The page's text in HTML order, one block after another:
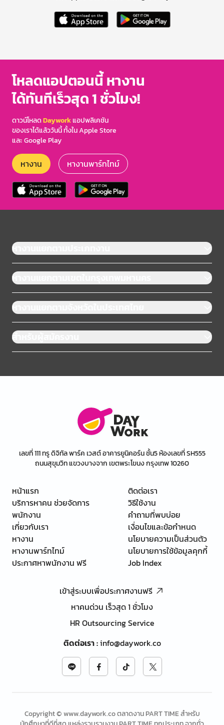
โหลดแอปตอนนี้ หางาน
ได้ทันทีเร็วสุด 1 ชั่วโมง!
ดาวน์โหลดDayworkแอปพลิเคชัน
ของเราได้แล้ววันนี้ ทั้งใน Apple Store
และ Google Play
หางาน หางานพาร์ทไทม์
หางานแยกตามประเภทงาน
หางานแยกตามเขตในกรุงเทพมหานคร
หางานแยกตามจังหวัดในประเทศไทย
สำหรับผู้สมัครงาน
เลขที่ 111 ทรู ดิจิทัล พาร์ค เวสต์ อาคารยูนิคอร์น ชั้น5 ห้องเลขที่ SH555
ถนนสุขุมวิท แขวงบางจาก เขตพระโขนง กรุงเทพ 10260
หน้าแรก
บริการหาคน ช่วยจัดการ
พนักงาน
เกี่ยวกับเรา
หางาน
หางานพาร์ทไทม์
ประกาศหาพนักงาน ฟรี
ติดต่อเรา
วิธีใช้งาน
คำถามที่พบบ่อย
เงื่อนไขและข้อกำหนด
นโยบายความเป็นส่วนตัว
นโยบายการใช้ข้อมูลคุกกี้
Job Index
เข้าสู่ระบบเพื่อประกาศงานฟรี
หาคนด่วน เร็วสุด 1 ชั่วโมง
HR Outsourcing Service
ติดต่อเรา:info@daywork.co
Copyright © www.daywork.co ตลาดงาน PART TIME สำหรับ